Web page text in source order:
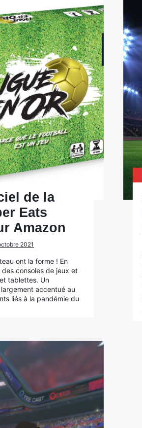
de la
Eats
Amazon
2021
ont la forme ! En
consoles de jeux et
tablettes. Un
accentué au
liés à la pandémie du